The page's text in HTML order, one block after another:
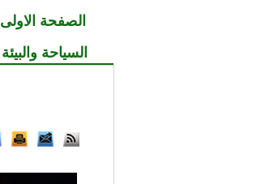
الصفحة الاولى
السياحة والبيئة